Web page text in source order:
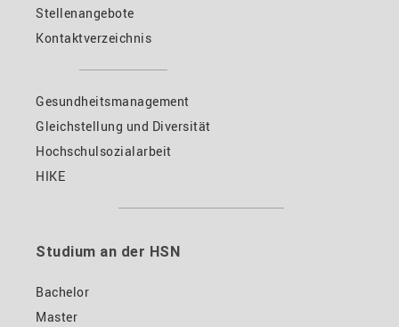
Stellenangebote
Kontaktverzeichnis
Gesundheitsmanagement
Gleichstellung und Diversität
Hochschulsozialarbeit
HIKE
Studium an der HSN
Bachelor
Master